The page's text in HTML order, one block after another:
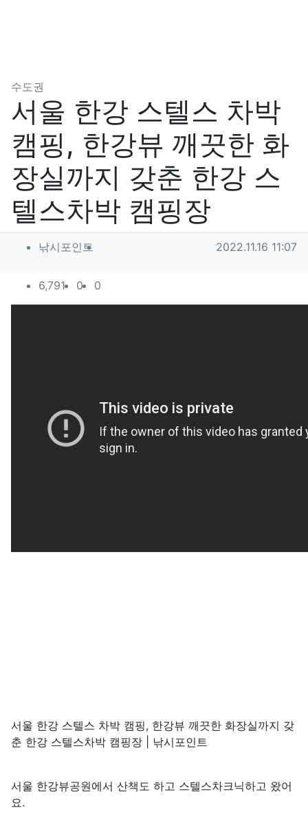
수도권
서울 한강 스텔스 차박
캠핑, 한강뷰 깨끗한 화
장실까지 갖춘 한강 스
텔스차박 캠핑장
작성자 정보
낚시포인트 작성일
2022.11.16 11:07
컨텐츠 정보
6,791조회
0추천
0
서울 한강 스텔스 차박 캠핑, 한강뷰 깨끗한 화장실까지 갖
춘 한강 스텔스차박 캠핑장 | 낚시포인트
서울 한강뷰공원에서 산책도 하고 스텔스차크닉하고 왔어
요.